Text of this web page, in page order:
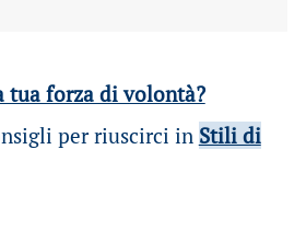
tua forza di volontà?
per riuscirci in Stili di